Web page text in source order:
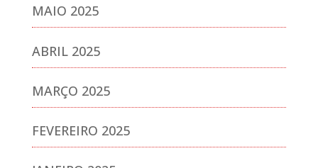
MAIO 2025
ABRIL 2025
MARÇO 2025
FEVEREIRO 2025